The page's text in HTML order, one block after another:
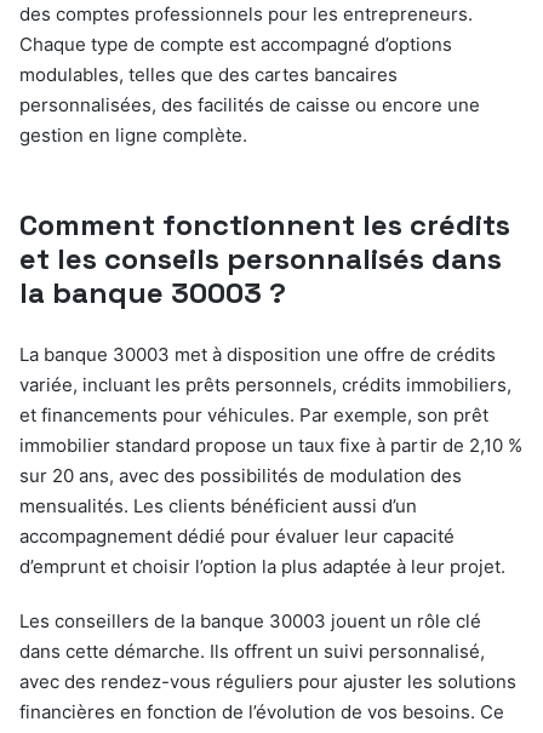
des comptes professionnels pour les entrepreneurs.
Chaque type de compte est accompagné d’options
modulables, telles que des cartes bancaires
personnalisées, des facilités de caisse ou encore une
gestion en ligne complète.
Comment fonctionnent les crédits
et les conseils personnalisés dans
la banque 30003 ?
La banque 30003 met à disposition une offre de crédits
variée, incluant les prêts personnels, crédits immobiliers,
et financements pour véhicules. Par exemple, son prêt
immobilier standard propose un taux fixe à partir de 2,10 %
sur 20 ans, avec des possibilités de modulation des
mensualités. Les clients bénéficient aussi d’un
accompagnement dédié pour évaluer leur capacité
d’emprunt et choisir l’option la plus adaptée à leur projet.
Les conseillers de la banque 30003 jouent un rôle clé
dans cette démarche. Ils offrent un suivi personnalisé,
avec des rendez-vous réguliers pour ajuster les solutions
financières en fonction de l’évolution de vos besoins. Ce